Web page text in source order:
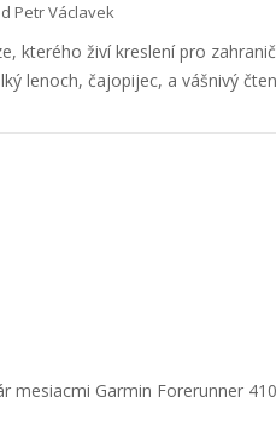
Petr Václavek
kterého živí kreslení pro
lenoch, čajopijec, a vášnivý
mesiacmi Garmin Forerunner